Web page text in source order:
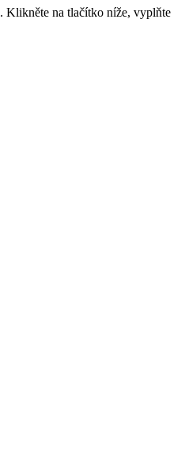
. Klikněte na tlačítko níže, vyplňte